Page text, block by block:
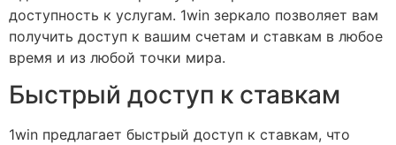
доступность к услугам. 1win зеркало позволяет вам
получить доступ к вашим счетам и ставкам в любое
время и из любой точки мира.
Быстрый доступ к ставкам
1win предлагает быстрый доступ к ставкам, что